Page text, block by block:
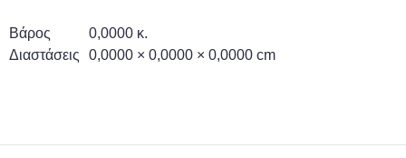
Βάρος
0,0000 κ.
Διαστάσεις
0,0000 × 0,0000 × 0,0000 cm